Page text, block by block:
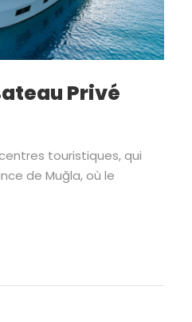
Privé
touristiques, qui
de Muğla, où le